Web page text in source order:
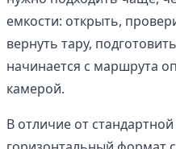
емкости: открыть,
вернуть тару,
начинается с маршрута
камерой.
В отличие от